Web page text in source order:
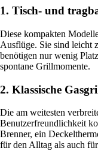
1. Tisch- und
Diese kompakten
Ausflüge. Sie sind leicht
benötigen nur wenig
spontane Grillmomente.
2. Klassische
Die am weitesten
Benutzerfreundlichkeit
Brenner, ein
für den Alltag als auch